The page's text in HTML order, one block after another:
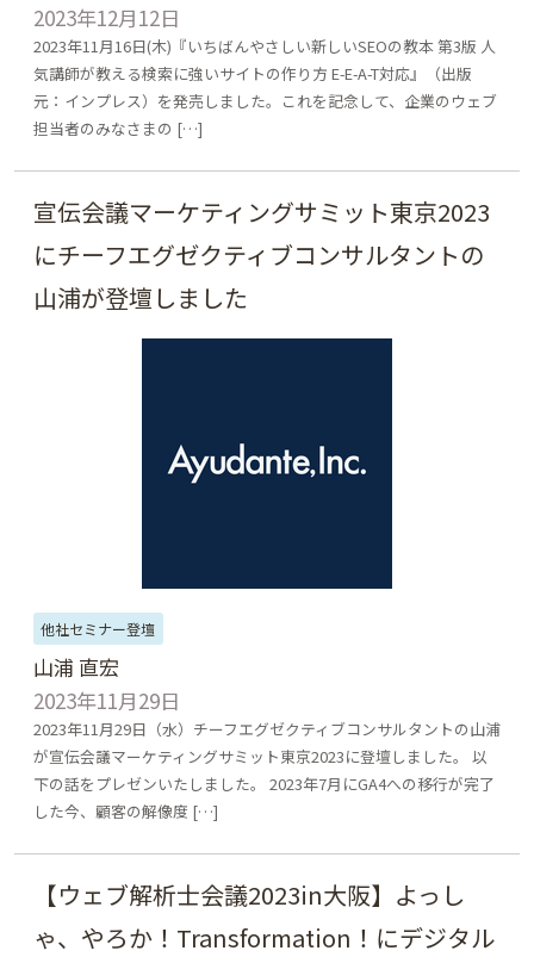
2023年12月12日
2023年11月16日(木)『いちばんやさしい新しいSEOの教本 第3版 人
気講師が教える検索に強いサイトの作り方 E-E-A-T対応』（出版
元：インプレス）を発売しました。これを記念して、企業のウェブ
担当者のみなさまの […]
宣伝会議マーケティングサミット東京2023
にチーフエグゼクティブコンサルタントの
山浦が登壇しました
他社セミナー登壇
山浦 直宏
2023年11月29日
2023年11月29日（水）チーフエグゼクティブコンサルタントの山浦
が宣伝会議マーケティングサミット東京2023に登壇しました。 以
下の話をプレゼンいたしました。 2023年7月にGA4への移行が完了
した今、顧客の解像度 […]
【ウェブ解析士会議2023in大阪】よっし
ゃ、やろか！Transformation！にデジタル